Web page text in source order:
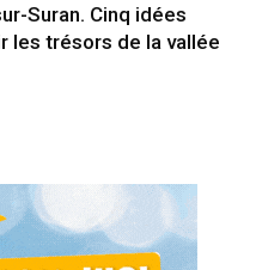
Suran. Cinq idées
les trésors de la vallée